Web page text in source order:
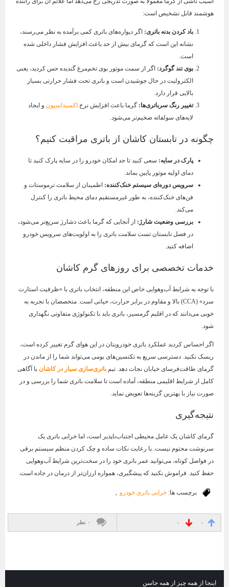
هوشمند قابل تشخیص است:
باد کردن بدنه باتری: اگر دیواره‌های باتری کمی برآمده به نظر می‌رسند،
نشانه این است که گرمای بیش از حد باعث افزایش فشار داخلی شده
است.
بوی تند گوگرد: اگر از سمت موتور بوی تخم‌مرغ گندیده حس کردید، یعنی
الکترولیت در حال جوشیدن است و باتری تحت فشار حرارتی بسیار
بالایی قرار دارد.
تغییر رنگ سرباتری‌ها: گرما باعث افزایش نرخ اکسیداسیون و ایجاد
لایه‌های سولفاته ضخیم‌تر می‌شود.
چگونه در تابستان کاشان از باتری مراقبت کنیم؟
پارک در سایه: سعی کنید تا حد امکان خودرو را در سایه پارک کنید تا
دمای اولیه موتور پایین بماند.
سرویس دوره‌ای سیستم خنک‌کننده: اطمینان از سلامت ترموستات و
فن‌های خنک‌کننده، به طور غیرمستقیم دمای محیط باتری را کنترل
می‌کند.
بررسی وضعیت شارژ: از آنجایی که گرما باعث دشارژ سریع‌تر می‌شود،
در فصل تابستان تست سلامت باتری را به اولویت‌های سرویس خودرو
اضافه کنید.
خدمات تخصصی برای روزهای گرم کاشان
با توجه به شرایط آب‌وهوایی خاص این منطقه، انتخاب باتری با «ظرفیت استارت
سرد» (CCA) بالا و مقاوم در برابر حرارت، حیاتی است. متخصصان با تجربه به
خوبی می‌دانند که در اقلیم گرمسیر، باتری باید با تکنولوژی متفاوتی نگهداری
شود.
اگر احساس کردید عملکرد باتری خودرویتان در این هوای گرم تغییر کرده است،
ریسک نکنید. دسترسی سریع به تکنسین‌های بومی می‌تواند شما را از ماندن در
گرمای طاقت‌فرسای خیابان نجات دهد. تیم باتری‌سازی سیار در کاشان با آگاهی
کامل از شرایط اقلیمی منطقه، آماده است تا سلامت باتری شما را بررسی و در
صورت نیاز با بهترین گزینه‌ها تعویض نماید.
نتیجه‌گیری
گرمای کاشان یک عامل محیطی اجتناب‌ناپذیر است، اما خرابی باتری یک
سرنوشت محتوم نیست. با رعایت نکات ساده و چک کردن منظم سیستم برقی
در فواصل کوتاه، می‌توانید عمر باتری خود را در سخت‌ترین شرایط آب‌وهوایی
حفظ کنید. فراموش نکنید که پیشگیری، همواره ارزان‌تر از درمان در جاده است.
برچسب ها: خرابی باتری خودرو ,
۰ ۰ ۰ نظر
اینجا از همه چیز از همه جاسن